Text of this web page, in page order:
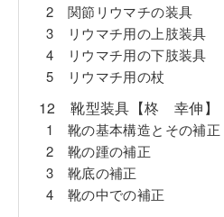
2 関節リウマチの装具
3 リウマチ用の上肢装具
4 リウマチ用の下肢装具
5 リウマチ用の杖
12 靴型装具【柊 幸伸】
1 靴の基本構造とその補正
2 靴の踵の補正
3 靴底の補正
4 靴の中での補正